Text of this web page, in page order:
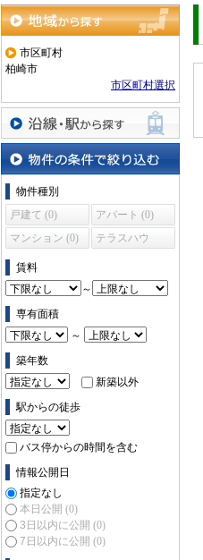
地域から探す
市区町村
柏崎市
市区町村選択
沿線・駅から探す
物件の条件で絞り込む
物件種別
戸建て (0)
アパート (0)
マンション (0)
テラスハウ
賃料
～
専有面積
～
築年数
新築以外
駅からの徒歩
バス停からの時間を含む
情報公開日
指定なし
本日公開 (0)
3日以内に公開 (0)
7日以内に公開 (0)